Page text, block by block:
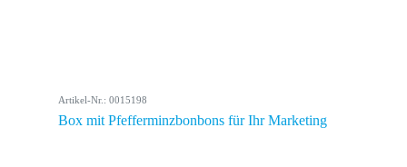
Artikel-Nr.: 0015198
Box mit Pfefferminzbonbons für Ihr Marketing